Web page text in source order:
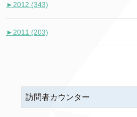
► 2012 (343)
► 2011 (203)
訪問者カウンター